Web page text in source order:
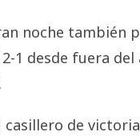
noche también
1 desde fuera
casillero de